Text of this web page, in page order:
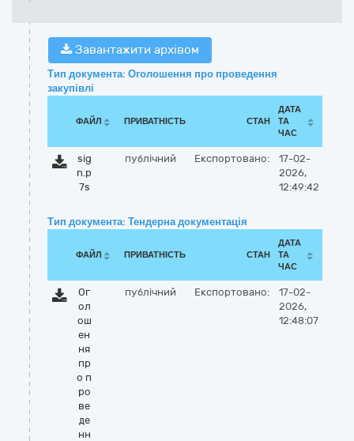
Завантажити архівом
Тип документа: Оголошення про проведення
закупівлі
ФАЙЛ ПРИВАТНІСТЬ СТАН
ДАТА
ТА
ЧАС
sig
n.p
7s
публічний Експортовано:
17-02-
2026,
12:49:42
Тип документа: Тендерна документація
ФАЙЛ ПРИВАТНІСТЬ СТАН
ДАТА
ТА
ЧАС
Ог
ол
ош
ен
ня
пр
о п
ро
ве
де
нн
публічний Експортовано:
17-02-
2026,
12:48:07